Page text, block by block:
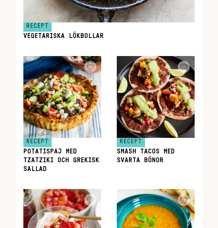
RECEPT
VEGETARISKA LÖKBOLLAR
RECEPT
POTATISPAJ MED
TZATZIKI OCH GREKISK
SALLAD
RECEPT
SMASH TACOS MED
SVARTA BÖNOR